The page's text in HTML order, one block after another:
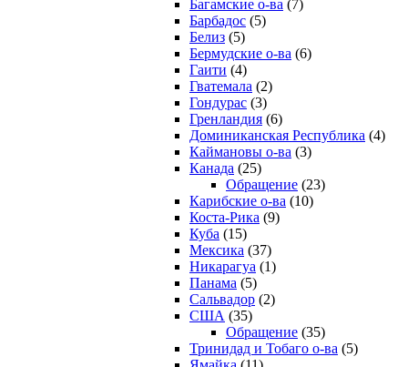
Багамские о-ва (7)
Барбадос (5)
Белиз (5)
Бермудские о-ва (6)
Гаити (4)
Гватемала (2)
Гондурас (3)
Гренландия (6)
Доминиканская Республика (4)
Каймановы о-ва (3)
Канада (25)
Обращение (23)
Карибские о-ва (10)
Коста-Рика (9)
Куба (15)
Мексика (37)
Никарагуа (1)
Панама (5)
Сальвадор (2)
США (35)
Обращение (35)
Тринидад и Тобаго о-ва (5)